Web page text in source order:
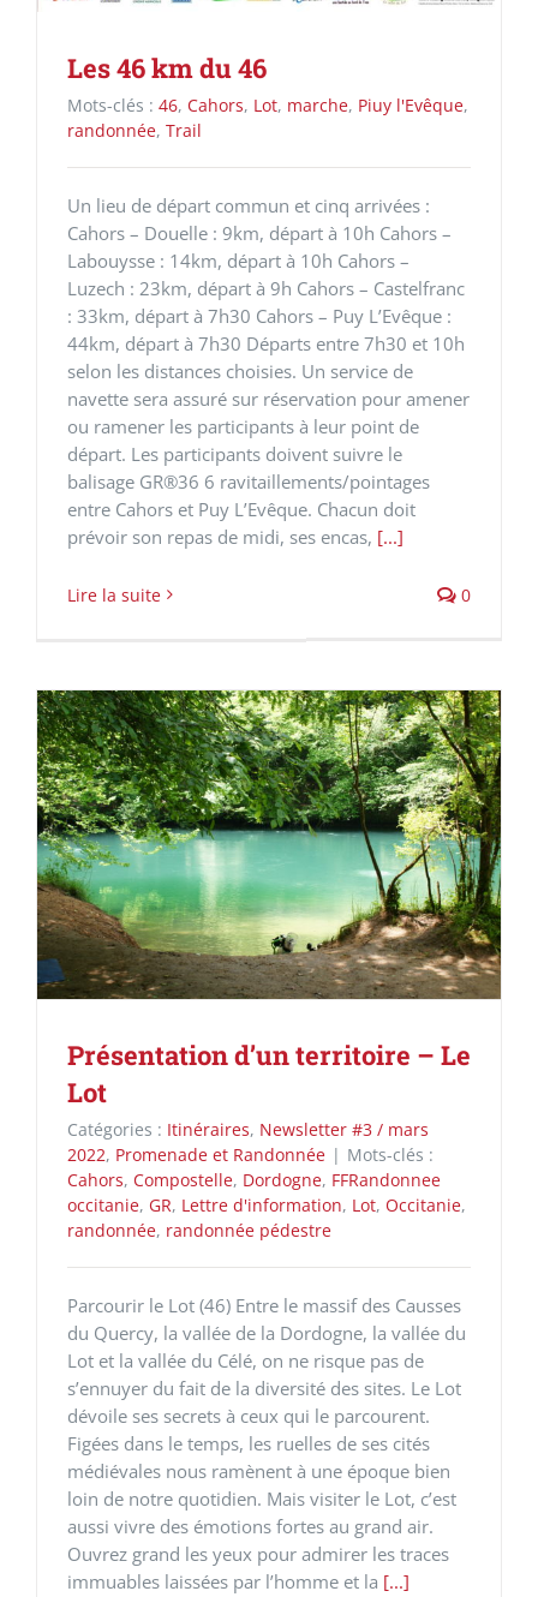
Les 46 km du 46
Mots-clés : 46, Cahors, Lot, marche, Piuy l'Evêque,
randonnée, Trail
Un lieu de départ commun et cinq arrivées :
Cahors – Douelle : 9km, départ à 10h Cahors –
Labouysse : 14km, départ à 10h Cahors –
Luzech : 23km, départ à 9h Cahors – Castelfranc
: 33km, départ à 7h30 Cahors – Puy L’Evêque :
44km, départ à 7h30 Départs entre 7h30 et 10h
selon les distances choisies. Un service de
navette sera assuré sur réservation pour amener
ou ramener les participants à leur point de
départ. Les participants doivent suivre le
balisage GR®36 6 ravitaillements/pointages
entre Cahors et Puy L’Evêque. Chacun doit
prévoir son repas de midi, ses encas, [...]
Lire la suite 0
Présentation d’un territoire – Le
Lot
Catégories : Itinéraires, Newsletter #3 / mars
2022, Promenade et Randonnée | Mots-clés :
Cahors, Compostelle, Dordogne, FFRandonnee
occitanie, GR, Lettre d'information, Lot, Occitanie,
randonnée, randonnée pédestre
Parcourir le Lot (46) Entre le massif des Causses
du Quercy, la vallée de la Dordogne, la vallée du
Lot et la vallée du Célé, on ne risque pas de
s’ennuyer du fait de la diversité des sites. Le Lot
dévoile ses secrets à ceux qui le parcourent.
Figées dans le temps, les ruelles de ses cités
médiévales nous ramènent à une époque bien
loin de notre quotidien. Mais visiter le Lot, c’est
aussi vivre des émotions fortes au grand air.
Ouvrez grand les yeux pour admirer les traces
immuables laissées par l’homme et la [...]